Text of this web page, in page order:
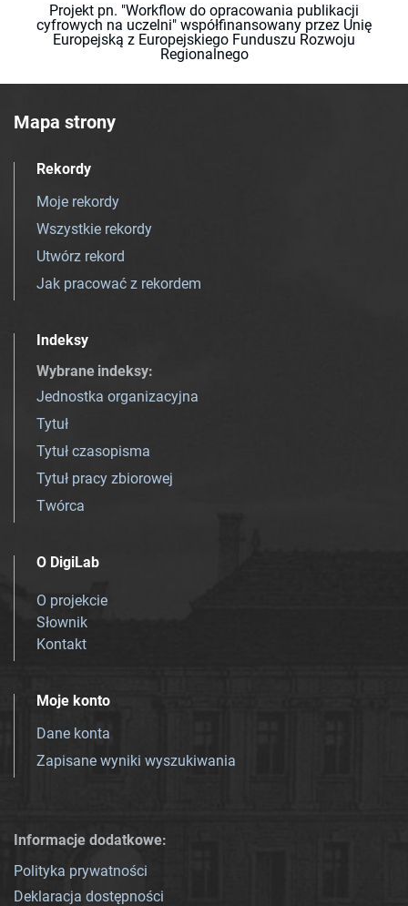
Projekt pn. "Workflow do opracowania publikacji
cyfrowych na uczelni" współfinansowany przez Unię
Europejską z Europejskiego Funduszu Rozwoju
Regionalnego
Mapa strony
Rekordy
Moje rekordy
Wszystkie rekordy
Utwórz rekord
Jak pracować z rekordem
Indeksy
Wybrane indeksy:
Jednostka organizacyjna
Tytuł
Tytuł czasopisma
Tytuł pracy zbiorowej
Twórca
O DigiLab
O projekcie
Słownik
Kontakt
Moje konto
Dane konta
Zapisane wyniki wyszukiwania
Informacje dodatkowe:
Polityka prywatności
Deklaracja dostępności